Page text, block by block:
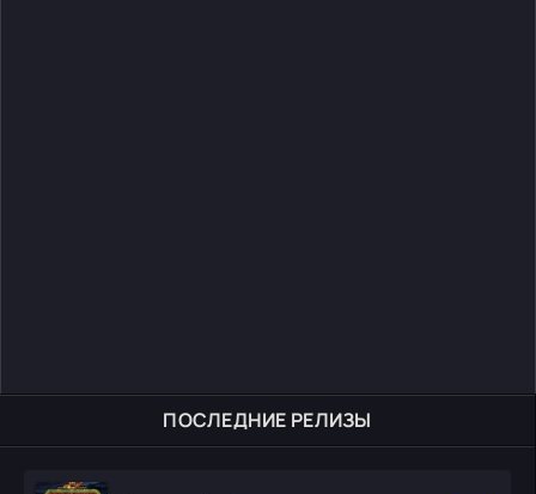
ПОСЛЕДНИЕ РЕЛИЗЫ